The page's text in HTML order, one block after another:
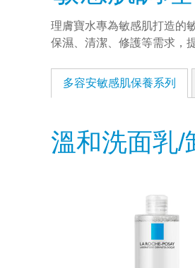
理膚寶水專為敏感肌打造的
保濕、清潔、修護等需求，
多容安敏感肌保養系列
溫和洗面乳/